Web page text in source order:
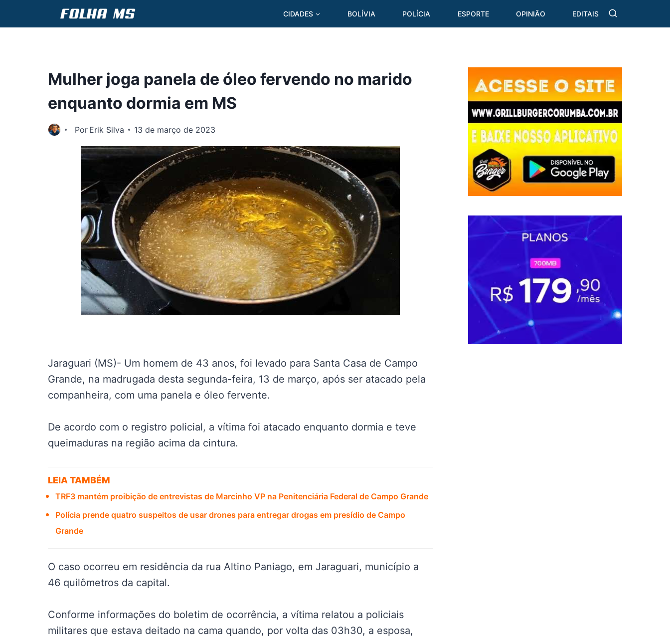
CIDADES BOLÍVIA POLÍCIA ESPORTE OPINIÃO EDITAIS
Mulher joga panela de óleo fervendo no marido
enquanto dormia em MS
Por Erik Silva 13 de março de 2023
Jaraguari (MS)- Um homem de 43 anos, foi levado para Santa Casa de Campo
Grande, na madrugada desta segunda-feira, 13 de março, após ser atacado pela
companheira, com uma panela e óleo fervente.
De acordo com o registro policial, a vítima foi atacado enquanto dormia e teve
queimaduras na região acima da cintura.
LEIA TAMBÉM
TRF3 mantém proibição de entrevistas de Marcinho VP na Penitenciária Federal de Campo Grande
Polícia prende quatro suspeitos de usar drones para entregar drogas em presídio de Campo
Grande
O caso ocorreu em residência da rua Altino Paniago, em Jaraguari, município a
46 quilômetros da capital.
Conforme informações do boletim de ocorrência, a vítima relatou a policiais
militares que estava deitado na cama quando, por volta das 03h30, a esposa,